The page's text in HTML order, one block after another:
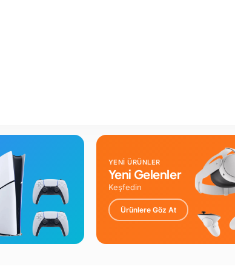
YENİ ÜRÜNLER
Yeni Gelenler
Keşfedin
Ürünlere Göz At